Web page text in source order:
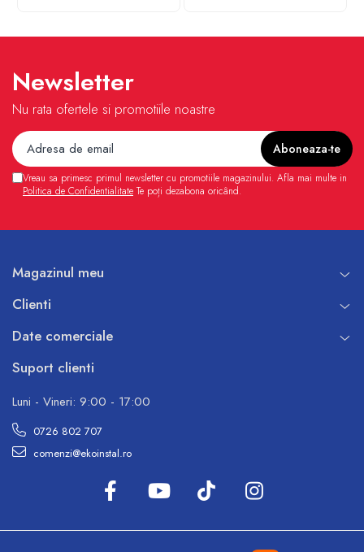
Newsletter
Nu rata ofertele si promotiile noastre
Vreau sa primesc primul newsletter cu promotiile magazinului. Afla mai multe in
Politica de Confidentialitate Te poți dezabona oricând.
Magazinul meu
Clienti
Date comerciale
Suport clienti
Luni - Vineri: 9:00 - 17:00
0726 802 707
comenzi@ekoinstal.ro